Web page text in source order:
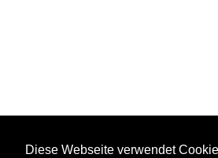
Diese Webseite verwendet